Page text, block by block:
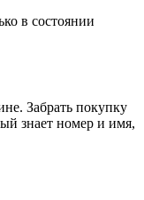
в состоянии
Забрать покупку
знает номер и имя,